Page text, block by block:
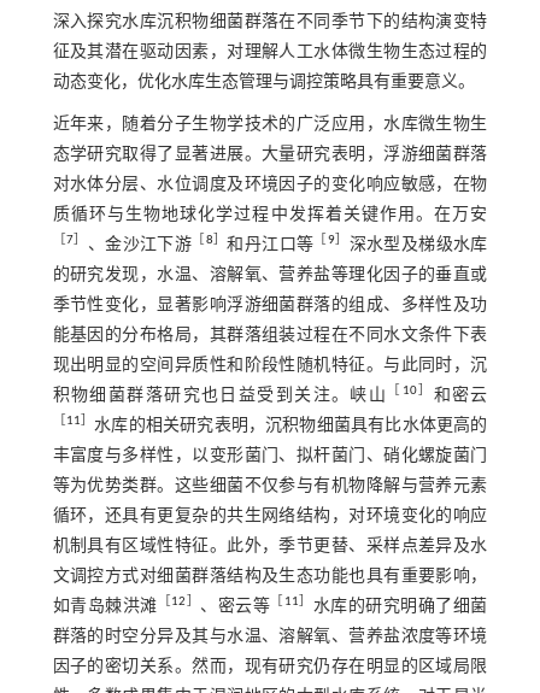
深入探究水库沉积物细菌群落在不同季节下的结构演变特
征及其潜在驱动因素，对理解人工水体微生物生态过程的
动态变化，优化水库生态管理与调控策略具有重要意义。
近年来，随着分子生物学技术的广泛应用，水库微生物生
态学研究取得了显著进展。大量研究表明，浮游细菌群落
对水体分层、水位调度及环境因子的变化响应敏感，在物
质循环与生物地球化学过程中发挥着关键作用。在万安
7 、金沙江下游 8 ］和丹江口等 9］ 深水型及梯级水库
的研究发现，水温、溶解氧、营养盐等理化因子的垂直或
季节性变化，显著影响浮游细菌群落的组成、多样性及功
能基因的分布格局，其群落组装过程在不同水文条件下表
现出明显的空间异质性和阶段性随机特征。与此同时，沉
积物细菌群落研究也日益受到关注。峡山
10］ 和密云
11
水库的相关研究表明，沉积物细菌具有比水体更高的
丰富度与多样性，以变形菌门、拟杆菌门、硝化螺旋菌门
等为优势类群。这些细菌不仅参与有机物降解与营养元素
循环，还具有更复杂的共生网络结构，对环境变化的响应
机制具有区域性特征。此外，季节更替、采样点差异及水
文调控方式对细菌群落结构及生态功能也具有重要影响，
如青岛棘洪滩
12 、密云等 11
水库的研究明确了细菌
群落的时空分异及其与水温、溶解氧、营养盐浓度等环境
因子的密切关系。然而，现有研究仍存在明显的区域局限